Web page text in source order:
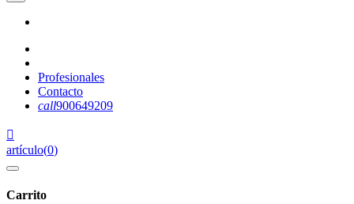
Profesionales
Contacto
call900649209

artículo(0)
Carrito